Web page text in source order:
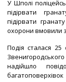
У Шполі
підірвати
підірвати
охорони вмовили
Подія сталася
надійшло